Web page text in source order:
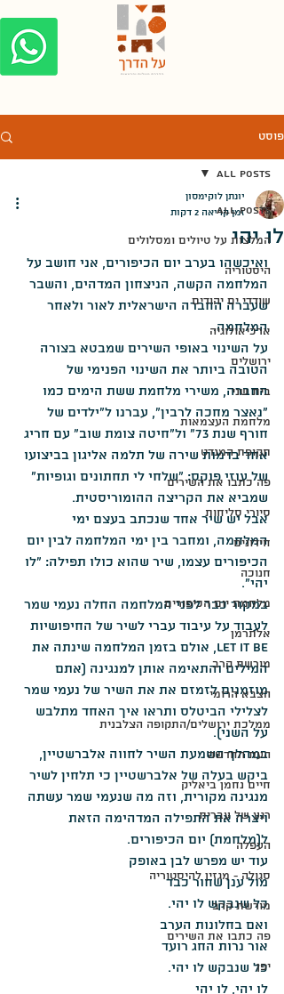
פוסט
All Posts
המלצות על טיולים ומסלולים
היסטוריה
שודדי ים יהודים
ארכיאולוגיה
ירושלים
בית שני
מלחמת העצמאות
תקופת המנדט
פה כתבו את השירים
סיורי סליחות
חידונים
חנוכה
מלחמת יום הכיפורים
אלתרמן
מורשת קרב
הצבא הרומי
ממלכת ירושלים/התקופה הצלבנית
העת החדשה
חיים נחמן ביאליק
רגע של עברית
העפלה
סגולה - מגזין להיסטוריה
מורשת קרב
פה כתבו את השירים
יפן
All Posts
לו יהי
יונתן לוקימסון
זמן קריאה 2 דקות
ואיכשהו בערב יום הכיפורים, אני חושב על
המלחמה הקשה, הניצחון המדהים, והשבר
שעברה החברה הישראלית לאור ולאחר
המלחמה.
על השינוי באופי השירים שמבטא בצורה
הטובה ביותר את השינוי הפנימי של
החברה, משירי מלחמת ששת הימים כמו
"נאצר מחכה לרבין", עברנו ל"ילדים של
חורף שנת 73" ול"חיטה צומת שוב" עם חריג
אחד בדמות שירה של תלמה אליגון בביצועו
של עוזי פוקס: "שלחי לי תחתונים וגופיות"
שמביא את הקריצה ההומוריסטית.
אבל יש שיר אחד שנכתב בעצם ימי
המלחמה, ומחבר בין ימי המלחמה לבין יום
הכיפורים עצמו, שיר שהוא כולו תפילה: "לו
יהי".
במקור כבר לפני המלחמה החלה נעמי שמר
לעבוד על עיבוד עברי לשיר של החיפושיות
Let it be, אולם בזמן המלחמה שינתה את
המילים והתאימה אותן למנגינה (אתם
מוזמנים לזמזם את את השיר של נעמי שמר
לצלילי הביטלס ותראו איך האחד מתלבש
על השני).
במהלך השמעת השיר לחווה אלברשטיין,
ביקש בעלה של אלברשטיין כי תלחין לשיר
מנגינה מקורית, וזה מה שנעמי שמר עשתה
ויצרה את התפילה המדהימה הזאת
ל(מלחמת) יום הכיפורים.
עוד יש מפרש לבן באופק
מול ענן שחור כבד
כל שנבקש לו יהי.
ואם בחלונות הערב
אור נרות החג רועד
כל שנבקש לו יהי.
לו יהי, לו יהי